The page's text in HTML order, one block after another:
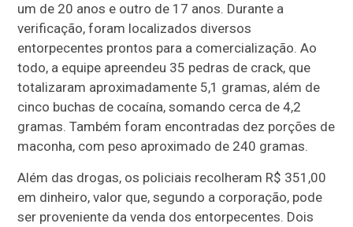
um de 20 anos e outro de 17 anos. Durante a
verificação, foram localizados diversos
entorpecentes prontos para a comercialização. Ao
todo, a equipe apreendeu 35 pedras de crack, que
totalizaram aproximadamente 5,1 gramas, além de
cinco buchas de cocaína, somando cerca de 4,2
gramas. Também foram encontradas dez porções de
maconha, com peso aproximado de 240 gramas.
Além das drogas, os policiais recolheram R$ 351,00
em dinheiro, valor que, segundo a corporação, pode
ser proveniente da venda dos entorpecentes. Dois